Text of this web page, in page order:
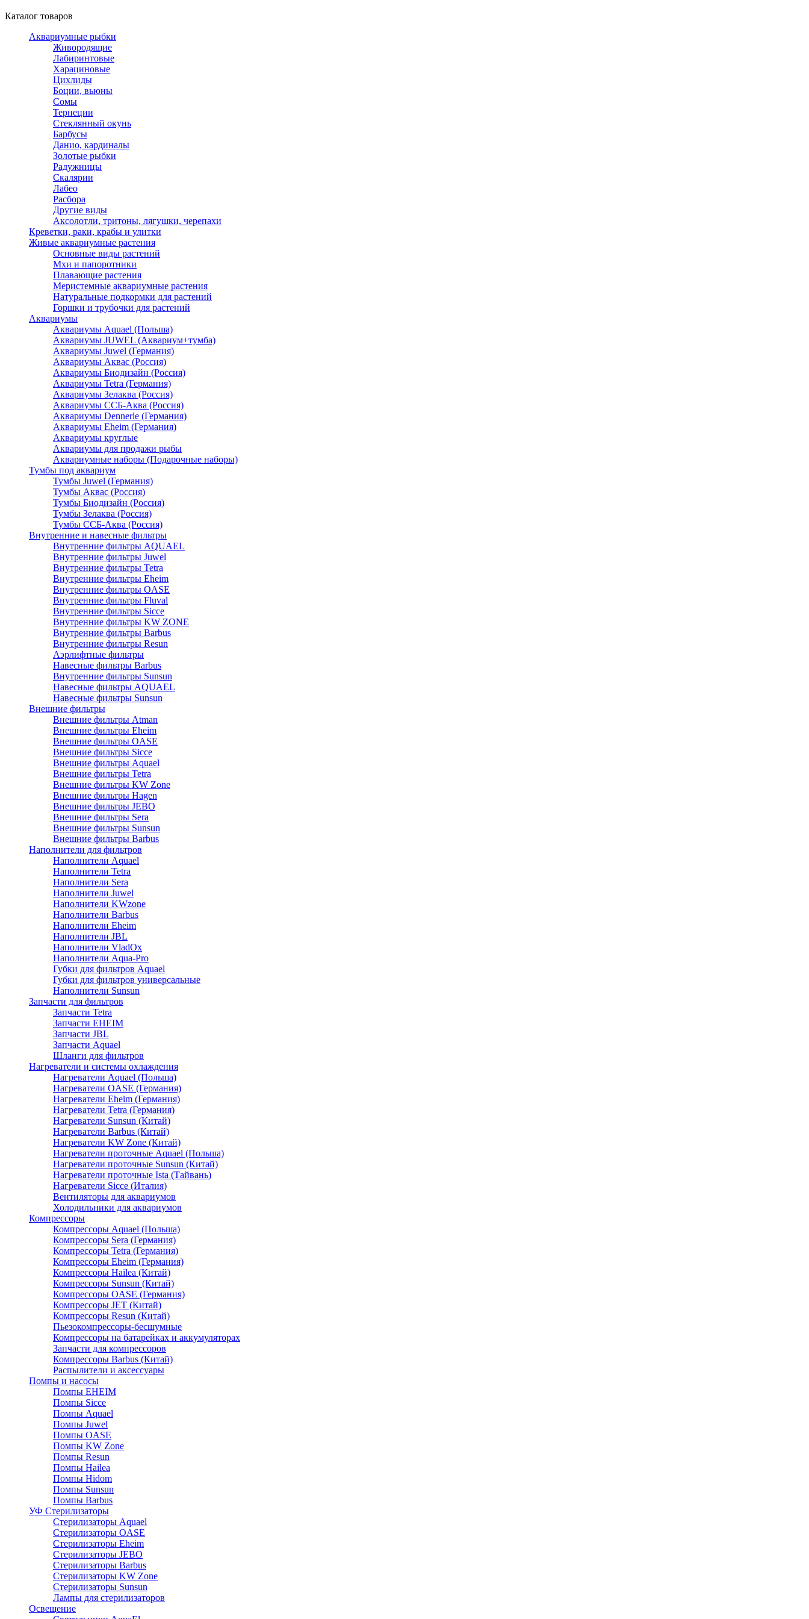
Каталог товаров
Аквариумные рыбки
Живородящие
Лабиринтовые
Харациновые
Цихлиды
Боции, вьюны
Сомы
Тернеции
Стеклянный окунь
Барбусы
Данио, кардиналы
Золотые рыбки
Радужницы
Скалярии
Лабео
Расбора
Другие виды
Аксолотли, тритоны, лягушки, черепахи
Креветки, раки, крабы и улитки
Живые аквариумные растения
Основные виды растений
Мхи и папоротники
Плавающие растения
Меристемные аквариумные растения
Натуральные подкормки для растений
Горшки и трубочки для растений
Аквариумы
Аквариумы Aquael (Польша)
Аквариумы JUWEL (Аквариум+тумба)
Аквариумы Juwel (Германия)
Аквариумы Аквас (Россия)
Аквариумы Биодизайн (Россия)
Аквариумы Tetra (Германия)
Аквариумы Зелаква (Россия)
Аквариумы ССБ-Аква (Россия)
Аквариумы Dennerle (Германия)
Аквариумы Eheim (Германия)
Аквариумы круглые
Аквариумы для продажи рыбы
Аквариумные наборы (Подарочные наборы)
Тумбы под аквариум
Тумбы Juwel (Германия)
Тумбы Аквас (Россия)
Тумбы Биодизайн (Россия)
Тумбы Зелаква (Россия)
Тумбы ССБ-Аква (Россия)
Внутренние и навесные фильтры
Внутренние фильтры AQUAEL
Внутренние фильтры Juwel
Внутренние фильтры Tetra
Внутренние фильтры Eheim
Внутренние фильтры OASE
Внутренние фильтры Fluval
Внутренние фильтры Sicce
Внутренние фильтры KW ZONE
Внутренние фильтры Barbus
Внутренние фильтры Resun
Аэрлифтные фильтры
Навесные фильтры Barbus
Внутренние фильтры Sunsun
Навесные фильтры AQUAEL
Навесные фильтры Sunsun
Внешние фильтры
Внешние фильтры Atman
Внешние фильтры Eheim
Внешние фильтры OASE
Внешние фильтры Sicce
Внешние фильтры Aquael
Внешние фильтры Tetra
Внешние фильтры KW Zone
Внешние фильтры Hagen
Внешние фильтры JEBO
Внешние фильтры Sera
Внешние фильтры Sunsun
Внешние фильтры Barbus
Наполнители для фильтров
Наполнители Aquael
Наполнители Tetra
Наполнители Sera
Наполнители Juwel
Наполнители KWzone
Наполнители Barbus
Наполнители Eheim
Наполнители JBL
Наполнители VladOx
Наполнители Aqua-Pro
Губки для фильтров Aquael
Губки для фильтров универсальные
Наполнители Sunsun
Запчасти для фильтров
Запчасти Tetra
Запчасти EHEIM
Запчасти JBL
Запчасти Aquael
Шланги для фильтров
Нагреватели и системы охлаждения
Нагреватели Aquael (Польша)
Нагреватели OASE (Германия)
Нагреватели Eheim (Германия)
Нагреватели Tetra (Германия)
Нагреватели Sunsun (Китай)
Нагреватели Barbus (Китай)
Нагреватели KW Zone (Китай)
Нагреватели проточные Aquael (Польша)
Нагреватели проточные Sunsun (Китай)
Нагреватели проточные Ista (Тайвань)
Нагреватели Sicce (Италия)
Вентиляторы для аквариумов
Холодильники для аквариумов
Компрессоры
Компрессоры Aquael (Польша)
Компрессоры Sera (Германия)
Компрессоры Tetra (Германия)
Компрессоры Eheim (Германия)
Компрессоры Hailea (Китай)
Компрессоры Sunsun (Китай)
Компрессоры OASE (Германия)
Компрессоры JET (Китай)
Компрессоры Resun (Китай)
Пьезокомпрессоры-бесшумные
Компрессоры на батарейках и аккумуляторах
Запчасти для компрессоров
Компрессоры Barbus (Китай)
Распылители и аксессуары
Помпы и насосы
Помпы EHEIM
Помпы Sicce
Помпы Aquael
Помпы Juwel
Помпы OASE
Помпы KW Zone
Помпы Resun
Помпы Hailea
Помпы Hidom
Помпы Sunsun
Помпы Barbus
УФ Стерилизаторы
Стерилизаторы Aquael
Стерилизаторы OASE
Стерилизаторы Eheim
Стерилизаторы JEBO
Стерилизаторы Barbus
Стерилизаторы KW Zone
Стерилизаторы Sunsun
Лампы для стерилизаторов
Освещение